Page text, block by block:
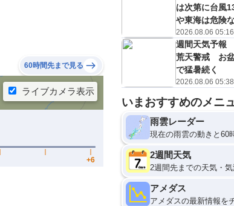
60時間先まで見る
は次第に台風
や東海は危険
2026.08.06 05:16
週間天気予報
荒天警戒 お
で猛暑続く
2026.08.06 05:38
いまおすすめのメニ
雨雲レーダー
現在の雨雲の動きと60
2週間天気
2週間先までの天気・
アメダス
アメダスの最新情報を